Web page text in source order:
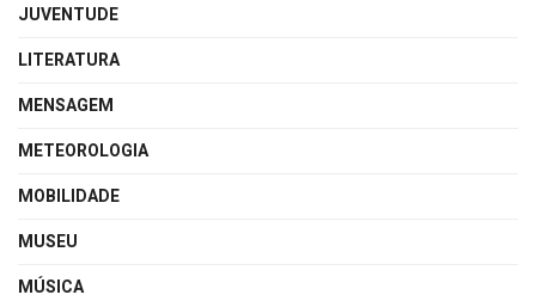
JUVENTUDE
LITERATURA
MENSAGEM
METEOROLOGIA
MOBILIDADE
MUSEU
MÚSICA